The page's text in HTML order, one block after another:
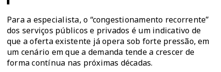
Para a especialista, o “congestionamento recorrente”
dos serviços públicos e privados é um indicativo de
que a oferta existente já opera sob forte pressão, em
um cenário em que a demanda tende a crescer de
forma contínua nas próximas décadas.